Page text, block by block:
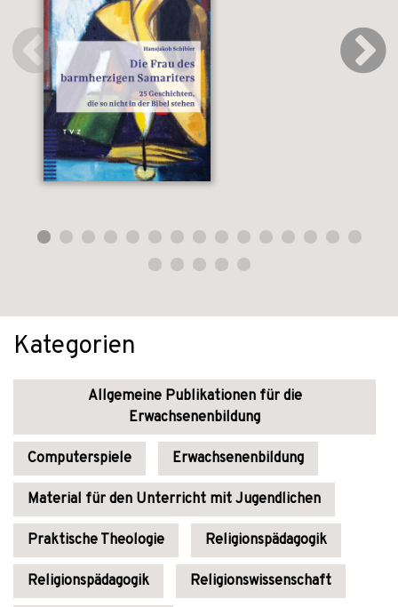
Kategorien
Allgemeine Publikationen für die
Erwachsenenbildung
Computerspiele Erwachsenenbildung
Material für den Unterricht mit Jugendlichen
Praktische Theologie Religionspädagogik
Religionspädagogik Religionswissenschaft